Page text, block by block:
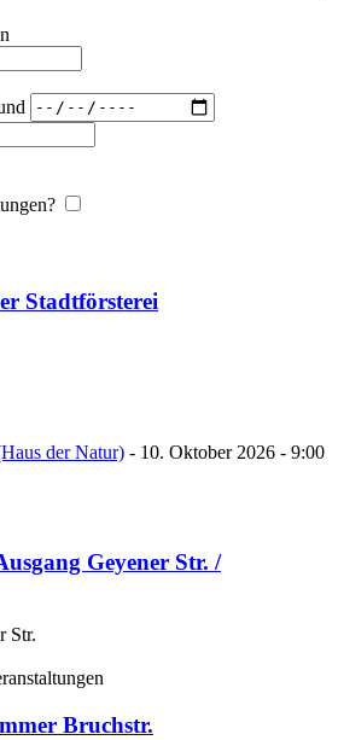
Stadtförsterei
der Natur) - 10. Oktober 2026 - 9:00
Geyener Str. /
Str.
Bruchstr.